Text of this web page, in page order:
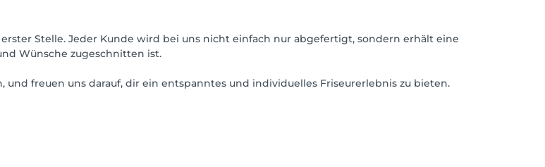
Stelle. Jeder Kunde wird bei uns nicht einfach nur abgefertigt, sondern erhält eine
Wünsche zugeschnitten ist.
freuen uns darauf, dir ein entspanntes und individuelles Friseurerlebnis zu bieten.